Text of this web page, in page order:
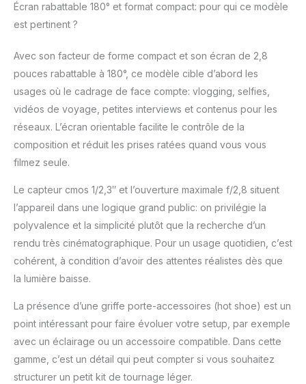
Écran rabattable 180° et format compact: pour qui ce modèle
est pertinent ?
Avec son facteur de forme compact et son écran de 2,8
pouces rabattable à 180°, ce modèle cible d’abord les
usages où le cadrage de face compte: vlogging, selfies,
vidéos de voyage, petites interviews et contenus pour les
réseaux. L’écran orientable facilite le contrôle de la
composition et réduit les prises ratées quand vous vous
filmez seule.
Le capteur cmos 1/2,3″ et l’ouverture maximale f/2,8 situent
l’appareil dans une logique grand public: on privilégie la
polyvalence et la simplicité plutôt que la recherche d’un
rendu très cinématographique. Pour un usage quotidien, c’est
cohérent, à condition d’avoir des attentes réalistes dès que
la lumière baisse.
La présence d’une griffe porte-accessoires (hot shoe) est un
point intéressant pour faire évoluer votre setup, par exemple
avec un éclairage ou un accessoire compatible. Dans cette
gamme, c’est un détail qui peut compter si vous souhaitez
structurer un petit kit de tournage léger.